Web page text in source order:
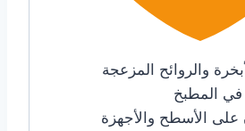
والروائح المزعجة
المطبخ
على الأسطح والأجهزة